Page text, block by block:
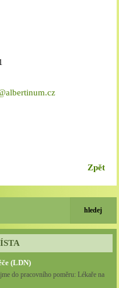
Zpět
(LDN)
do pracovního poměru: Lékaře na